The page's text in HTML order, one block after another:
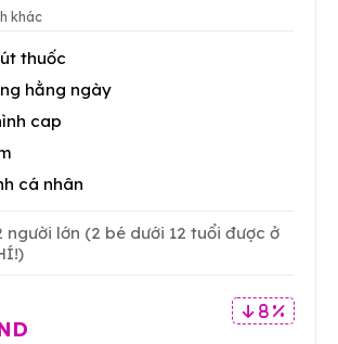
khác
thuốc
hằng ngày
cap
cá nhân
người lớn (2 bé dưới 12 tuổi được ở
8 %